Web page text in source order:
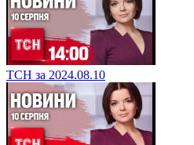
ТСН за 2024.08.10